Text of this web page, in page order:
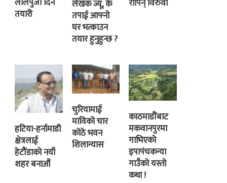
तयारी
लेखक ज्यू, के
तपाई आफ्नो
घर भत्काउन
तयार हुनुहुन्छ ?
रोपिन् विरुवा
हटिया-हर्नामाडी
क्षेत्रलाई
हेटौंडाको नयाँ
शहर बनाऔं
चुरियामाई
माविको चार
कोठे भवन
शिलान्यास
काठमाडौंबाट
मकवानपुरमा
गाभिएको
इपापंचकन्या
गाउँको यस्तो
कथा !